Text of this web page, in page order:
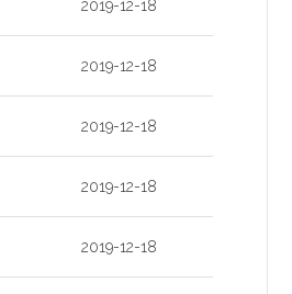
2019-12-18
2019-12-18
2019-12-18
2019-12-18
2019-12-18